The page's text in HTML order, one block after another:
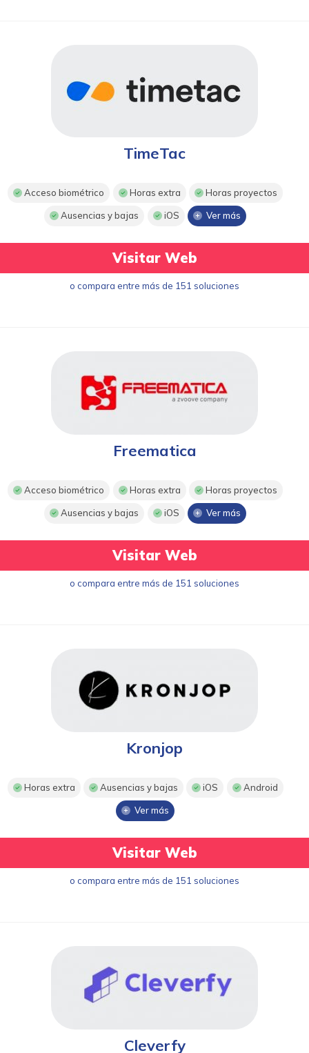
TimeTac
Acceso biométrico Horas extra Horas proyectos
Ausencias y bajas iOS Ver más
Visitar Web
o compara entre más de 151 soluciones
Freematica
Acceso biométrico Horas extra Horas proyectos
Ausencias y bajas iOS Ver más
Visitar Web
o compara entre más de 151 soluciones
Kronjop
Horas extra Ausencias y bajas iOS Android
Ver más
Visitar Web
o compara entre más de 151 soluciones
Cleverfy